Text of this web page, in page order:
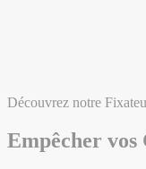
Découvrez notre
Empêcher vos